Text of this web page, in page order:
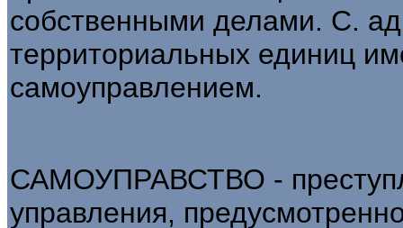
собственными делами. С.
территориальных единиц
самоуправлением.
САМОУПРАВСТВО -
управления,